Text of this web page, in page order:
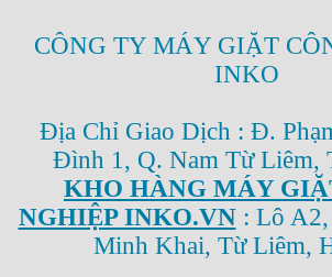
CÔNG TY MÁY GIẶT
INKO
Địa Chỉ Giao Dịch : Đ.
Đình 1, Q. Nam Từ Liêm,
KHO HÀNG MÁY
NGHIỆP INKO.VN: Lô
Minh Khai, Từ Liêm,